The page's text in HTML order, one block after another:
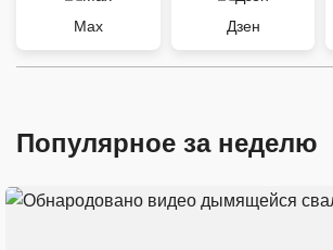
Max Дзен
Популярное за неделю